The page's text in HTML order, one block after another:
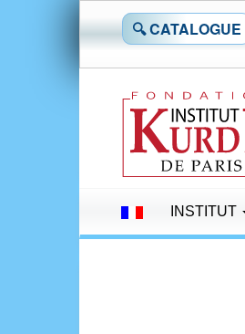
🔍 CATALOGUE
INSTITUT